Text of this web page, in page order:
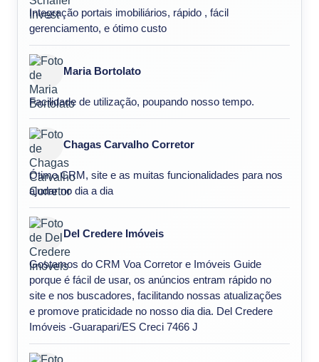
Integração portais imobiliários, rápido , fácil
gerenciamento, e ótimo custo
Maria Bortolato
Facilidade de utilização, poupando nosso tempo.
Chagas Carvalho Corretor
Ótimo CRM, site e as muitas funcionalidades para nos
ajudar no dia a dia
Del Credere Imóveis
Gostamos do CRM Voa Corretor e Imóveis Guide
porque é fácil de usar, os anúncios entram rápido no
site e nos buscadores, facilitando nossas atualizações
e promove praticidade no nosso dia dia. Del Credere
Imóveis -Guarapari/ES Creci 7466 J